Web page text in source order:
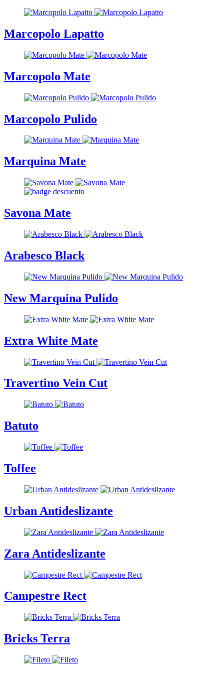
Marcopolo Lapatto
Marcopolo Mate
Marcopolo Pulido
Marquina Mate
Savona Mate
Arabesco Black
New Marquina Pulido
Extra White Mate
Travertino Vein Cut
Batuto
Toffee
Urban Antideslizante
Zara Antideslizante
Campestre Rect
Bricks Terra